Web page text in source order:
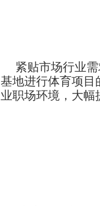
紧贴市场行业需
基地进行体育项目
业职场环境，大幅